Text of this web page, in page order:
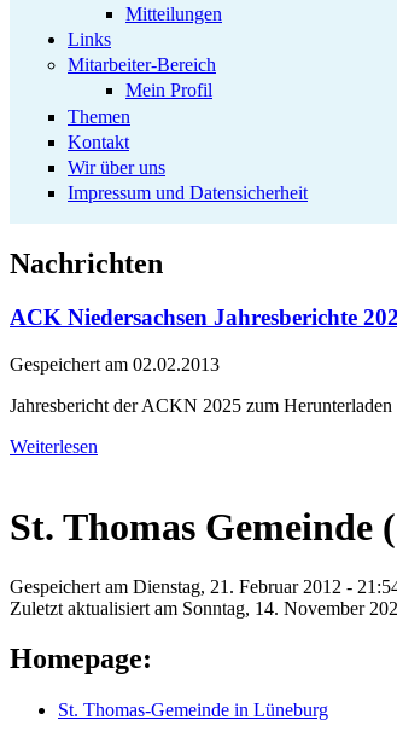
Mitteilungen
Links
Mitarbeiter-Bereich
Mein Profil
Themen
Kontakt
Wir über uns
Impressum und Datensicherheit
Nachrichten
ACK Niedersachsen Jahresberichte
Gespeichert am 02.02.2013
Jahresbericht der ACKN 2025 zum Herunterladen
Weiterlesen
St. Thomas
Gespeichert am Dienstag, 21. Februar 2012 -
Zuletzt aktualisiert am Sonntag, 14. November
Homepage:
St. Thomas-Gemeinde in Lüneburg